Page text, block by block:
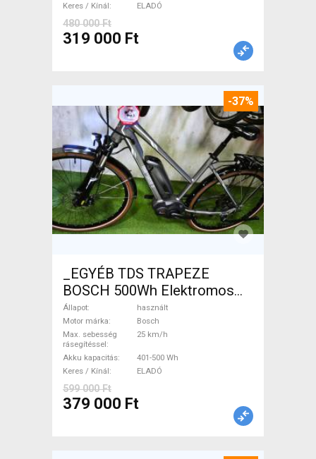
Keres / Kínál
ELADÓ
480 000 Ft
319 000 Ft
-37%
_EGYÉB TDS TRAPEZE
BOSCH 500Wh Elektromos
Trekking/cross 25 km/h
Bosch 401-500 Wh használt
ELADÓ
Állapot
használt
Motor márka
Bosch
Max. sebesség
rásegítéssel
25 km/h
Akku kapacitás
401-500 Wh
Keres / Kínál
ELADÓ
599 000 Ft
379 000 Ft